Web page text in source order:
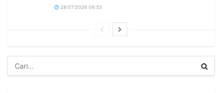
28/07/2026 09:53